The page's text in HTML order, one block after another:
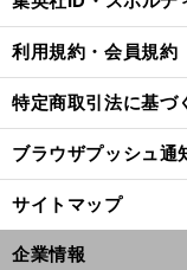
利用規約・会員規約
特定商取引法に基づ
ブラウザプッシュ通
サイトマップ
企業情報